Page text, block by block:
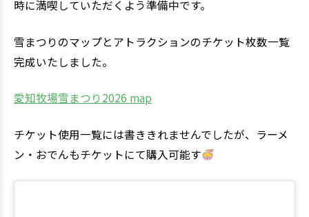
時に満喫していただくよう準備中です。
雪まつりのマップとアトラクションのチケット枚数一覧
完成いたしました。
愛知牧場雪まつり2026 map
チケット使用一覧には書ききれませんでしたが、ラーメ
ン・おでんもチケットにて購入可能す